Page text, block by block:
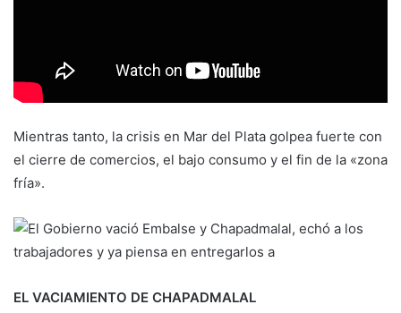
Mientras tanto, la crisis en Mar del Plata golpea fuerte con
el cierre de comercios, el bajo consumo y el fin de la «zona
fría».
EL VACIAMIENTO DE CHAPADMALAL